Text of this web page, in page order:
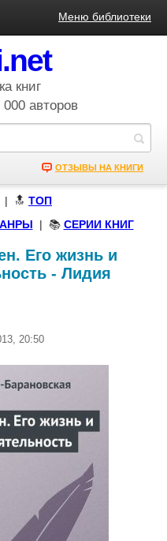
Меню библиотеки
книг
000 авторов
ОТЗЫВЫ НА КНИГИ
| 🔝 ТОП
| 📚 СЕРИИ КНИГ
Его жизнь и
- Лидия
20:50